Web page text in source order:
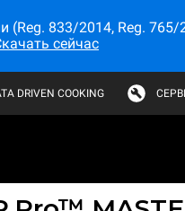
833/2014, Reg. 765/
сейчас
DRIVEN COOKING